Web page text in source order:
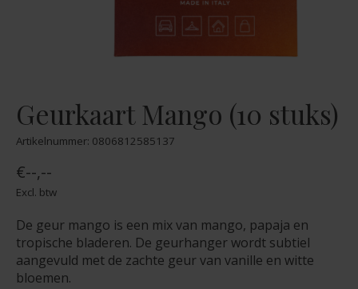
Geurkaart Mango (10 stuks)
Artikelnummer: 0806812585137
€--,--
Excl. btw
De geur mango is een mix van mango, papaja en
tropische bladeren. De geurhanger wordt subtiel
aangevuld met de zachte geur van vanille en witte
bloemen.